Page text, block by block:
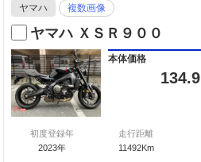
ヤマハ 複数画像
ヤマハ ＸＳＲ９００
本体価格
134.9
初度登録年
2023年
走行距離
11492Km